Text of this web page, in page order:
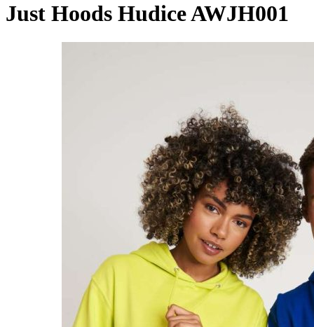
Just Hoods Hudice AWJH001